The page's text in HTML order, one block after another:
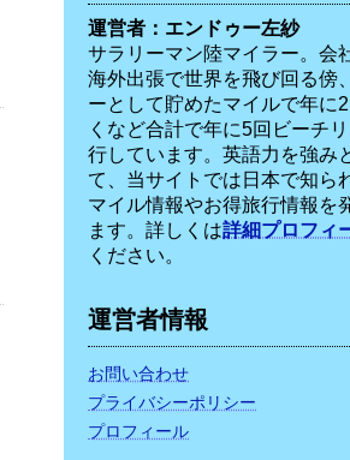
運営者：エンドゥー左紗
サラリーマン陸マイラー。会
海外出張で世界を飛び回る傍
ーとして貯めたマイルで年に
くなど合計で年に5回ビーチ
行しています。英語力を強み
て、当サイトでは日本で知ら
マイル情報やお得旅行情報を
ます。詳しくは詳細プロフィ
ください。
運営者情報
お問い合わせ
プライバシーポリシー
プロフィール